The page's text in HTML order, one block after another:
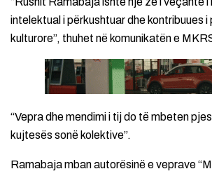
intelektual i përkushtuar dhe kontribuues i
kulturore”, thuhet në komunikatën e
“Vepra dhe mendimi i tij do të mbeten
kujtesës sonë kolektive”.
Ramabaja mban autorësinë e veprave